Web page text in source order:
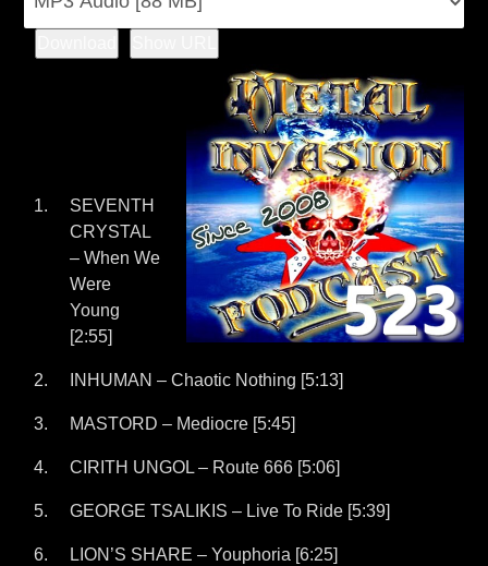
SEVENTH
CRYSTAL
– When We
Were
Young
[2:55]
INHUMAN – Chaotic Nothing [5:13]
MASTORD – Mediocre [5:45]
CIRITH UNGOL – Route 666 [5:06]
GEORGE TSALIKIS – Live To Ride [5:39]
LION’S SHARE – Youphoria [6:25]